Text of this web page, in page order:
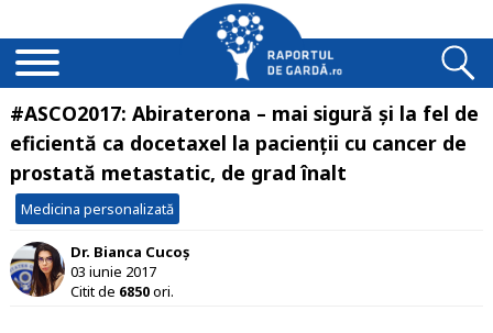
#ASCO2017: Abiraterona – mai sigură și la fel de
eficientă ca docetaxel la pacienții cu cancer de
prostată metastatic, de grad înalt
Medicina personalizată
Dr. Bianca Cucoș
03 iunie 2017
Citit de 6850ori.